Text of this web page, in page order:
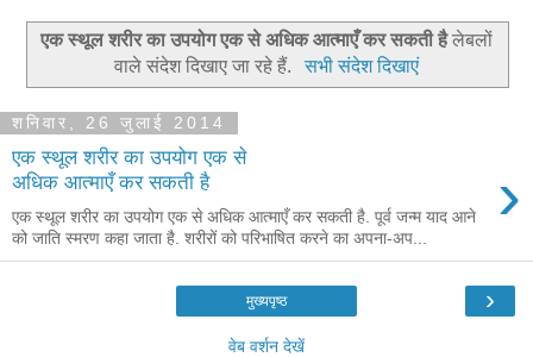
एक स्थूल शरीर का उपयोग एक से अधिक आत्माएँ कर सकती हैलेबलों
वाले संदेश दिखाए जा रहे हैं.
सभी संदेश दिखाएं
शनिवार, 26 जुलाई 2014
एक स्थूल शरीर का उपयोग एक से
अधिक आत्माएँ कर सकती है
›
एक स्थूल शरीर का उपयोग एक से अधिक आत्माएँ कर सकती है. पूर्व जन्म याद आने
को जाति स्मरण कहा जाता है. शरीरों को परिभाषित करने का अपना-अप...
›
मुख्यपृष्ठ
वेब वर्शन देखें